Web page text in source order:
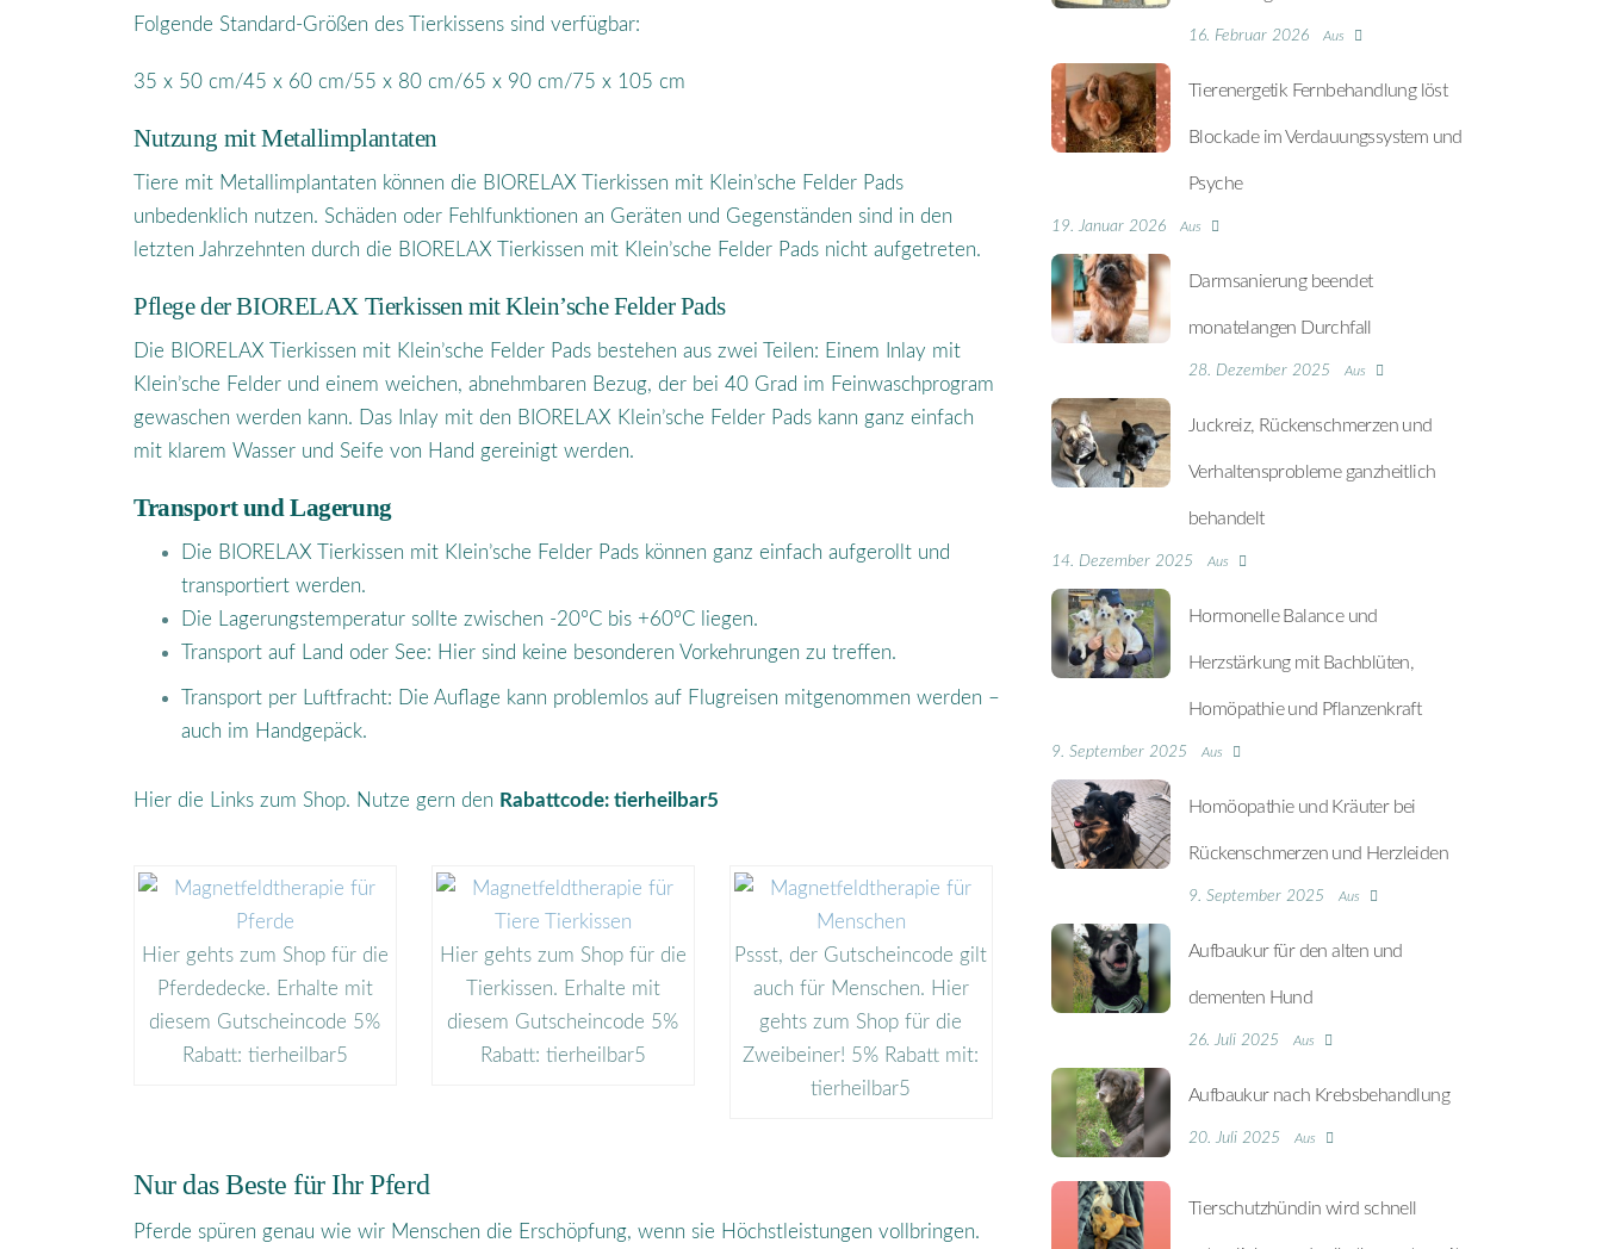
Folgende Standard-Größen des Tierkissens sind verfügbar:
35 x 50 cm/45 x 60 cm/55 x 80 cm/65 x 90 cm/75 x 105 cm
Nutzung mit Metallimplantaten
Tiere mit Metallimplantaten können die BIORELAX Tierkissen mit Klein’sche Felder Pads
unbedenklich nutzen. Schäden oder Fehlfunktionen an Geräten und Gegenständen sind in den
letzten Jahrzehnten durch die BIORELAX Tierkissen mit Klein’sche Felder Pads nicht aufgetreten.
Pflege der BIORELAX Tierkissen mit Klein’sche Felder Pads
Die BIORELAX Tierkissen mit Klein’sche Felder Pads bestehen aus zwei Teilen: Einem Inlay mit
Klein’sche Felder und einem weichen, abnehmbaren Bezug, der bei 40 Grad im Feinwaschprogram
gewaschen werden kann. Das Inlay mit den BIORELAX Klein’sche Felder Pads kann ganz einfach
mit klarem Wasser und Seife von Hand gereinigt werden.
Transport und Lagerung
Die BIORELAX Tierkissen mit Klein’sche Felder Pads können ganz einfach aufgerollt und
transportiert werden.
Die Lagerungstemperatur sollte zwischen -20°C bis +60°C liegen.
Transport auf Land oder See: Hier sind keine besonderen Vorkehrungen zu treffen.
Transport per Luftfracht: Die Auflage kann problemlos auf Flugreisen mitgenommen werden –
auch im Handgepäck.
Hier die Links zum Shop. Nutze gern den Rabattcode: tierheilbar5
Hier gehts zum Shop für die
Pferdedecke. Erhalte mit
diesem Gutscheincode 5%
Rabatt: tierheilbar5
Hier gehts zum Shop für die
Tierkissen. Erhalte mit
diesem Gutscheincode 5%
Rabatt: tierheilbar5
Pssst, der Gutscheincode gilt
auch für Menschen. Hier
gehts zum Shop für die
Zweibeiner! 5% Rabatt mit:
tierheilbar5
Nur das Beste für Ihr Pferd
Pferde spüren genau wie wir Menschen die Erschöpfung, wenn sie Höchstleistungen vollbringen.
16. Februar 2026 Aus
Tierenergetik Fernbehandlung löst
Blockade im Verdauungssystem und
Psyche
19. Januar 2026 Aus
Darmsanierung beendet
monatelangen Durchfall
28. Dezember 2025 Aus
Juckreiz, Rückenschmerzen und
Verhaltensprobleme ganzheitlich
behandelt
14. Dezember 2025 Aus
Hormonelle Balance und
Herzstärkung mit Bachblüten,
Homöpathie und Pflanzenkraft
9. September 2025 Aus
Homöopathie und Kräuter bei
Rückenschmerzen und Herzleiden
9. September 2025 Aus
Aufbaukur für den alten und
dementen Hund
26. Juli 2025 Aus
Aufbaukur nach Krebsbehandlung
20. Juli 2025 Aus
Tierschutzhündin wird schnell